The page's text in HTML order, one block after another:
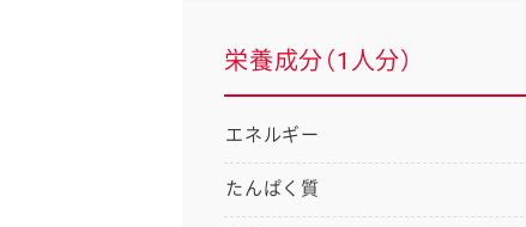
栄養成分（1人分）
エネルギー
たんぱく質